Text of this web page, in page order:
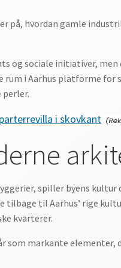
på, hvordan gamle
og sociale initiativer,
i Aarhus platforme
perler.
i skovkant
spiller byens
til Aarhus’ rige
kvarterer.
markante